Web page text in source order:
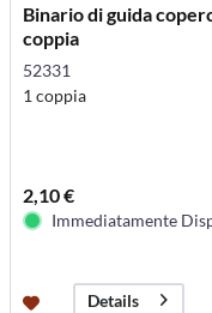
Binario di guida
coppia
52331
1 coppia
2,10 €
Immediatamente
Details